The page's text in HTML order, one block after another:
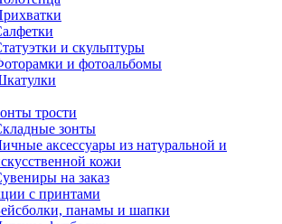
и скульптуры
и фотоальбомы
трости
зонты
аксессуары из натуральной и
кожи
на заказ
с принтами
панамы и шапки